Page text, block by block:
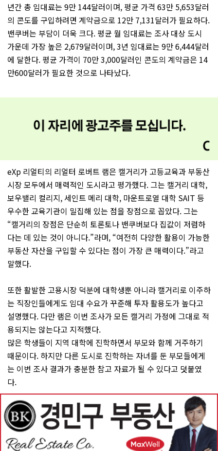
년간 총 임대료는 9만 144달러이며, 평균 가격 63만 5,653달러
의 콘도를 구입하려면 계약금으로 12만 7,131달러가 필요하다.
밴쿠버는 부담이 더욱 크다. 평균 월 임대료는 조사 대상 도시
가운데 가장 높은 2,679달러이며, 3년 임대료는 9만 6,444달러
에 달한다. 평균 가격이 70만 3,000달러인 콘도의 계약금은 14
만600달러가 필요한 것으로 나타났다.
eXp 리얼티의 리얼터 로버트 램은 캘거리가 고등교육과 부동산
시장 모두에서 매력적인 도시라고 평가했다. 그는 캘거리 대학,
보우밸리 컬리지, 세인트 메리 대학, 마운트로열 대학 SAIT 등
우수한 교육기관이 밀집해 있는 점을 장점으로 꼽았다. 그는
“캘거리의 장점은 단순히 토론토나 밴쿠버보다 집값이 저렴하
다는 데 있는 것이 아니다.”라며, “여전히 다양한 활용이 가능한
부동산 자산을 구입할 수 있다는 점이 가장 큰 매력이다.”라고
말했다.
또한 활발한 고용시장 덕분에 대학생뿐 아니라 캘거리로 이주하
는 직장인들에게도 임대 수요가 꾸준해 투자 활용도가 높다고
설명했다. 다만 램은 이번 조사가 모든 캘거리 가정에 그대로 적
용되지는 않는다고 지적했다.
많은 학생들이 지역 대학에 진학하면서 부모와 함께 거주하기
때문이다. 하지만 다른 도시로 진학하는 자녀를 둔 부모들에게
는 이번 조사 결과가 충분한 참고 자료가 될 수 있다고 덧붙였
다.